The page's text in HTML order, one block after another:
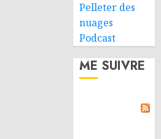
Pelleter des
nuages
Podcast
ME SUIVRE